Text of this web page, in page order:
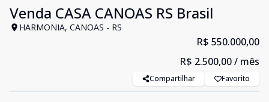
Venda CASA CANOAS RS Brasil
HARMONIA, CANOAS - RS
R$ 550.000,00
R$ 2.500,00/ mês
Compartilhar Favorito